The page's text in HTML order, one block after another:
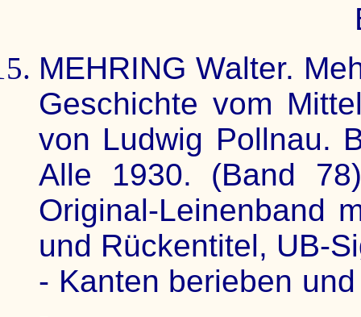
MEHRING Walter.
Geschichte vom
von Ludwig Pollnau.
Alle 1930. (Band
Original-Leinenband
und Rückentitel, UB-
- Kanten berieben